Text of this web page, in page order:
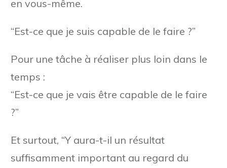
en vous-même.
“Est-ce que je suis capable de le faire ?”
Pour une tâche à réaliser plus loin dans le
temps :
“Est-ce que je vais être capable de le faire
?”
Et surtout, “Y aura-t-il un résultat
suffisamment important au regard du